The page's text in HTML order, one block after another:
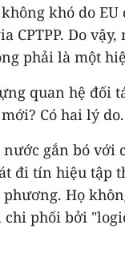
khó do
CPTPP. Do
phải là một
quan hệ đối
Có hai lý do.
gắn bó với
đi tín hiệu tập
phương. Họ
phối bởi